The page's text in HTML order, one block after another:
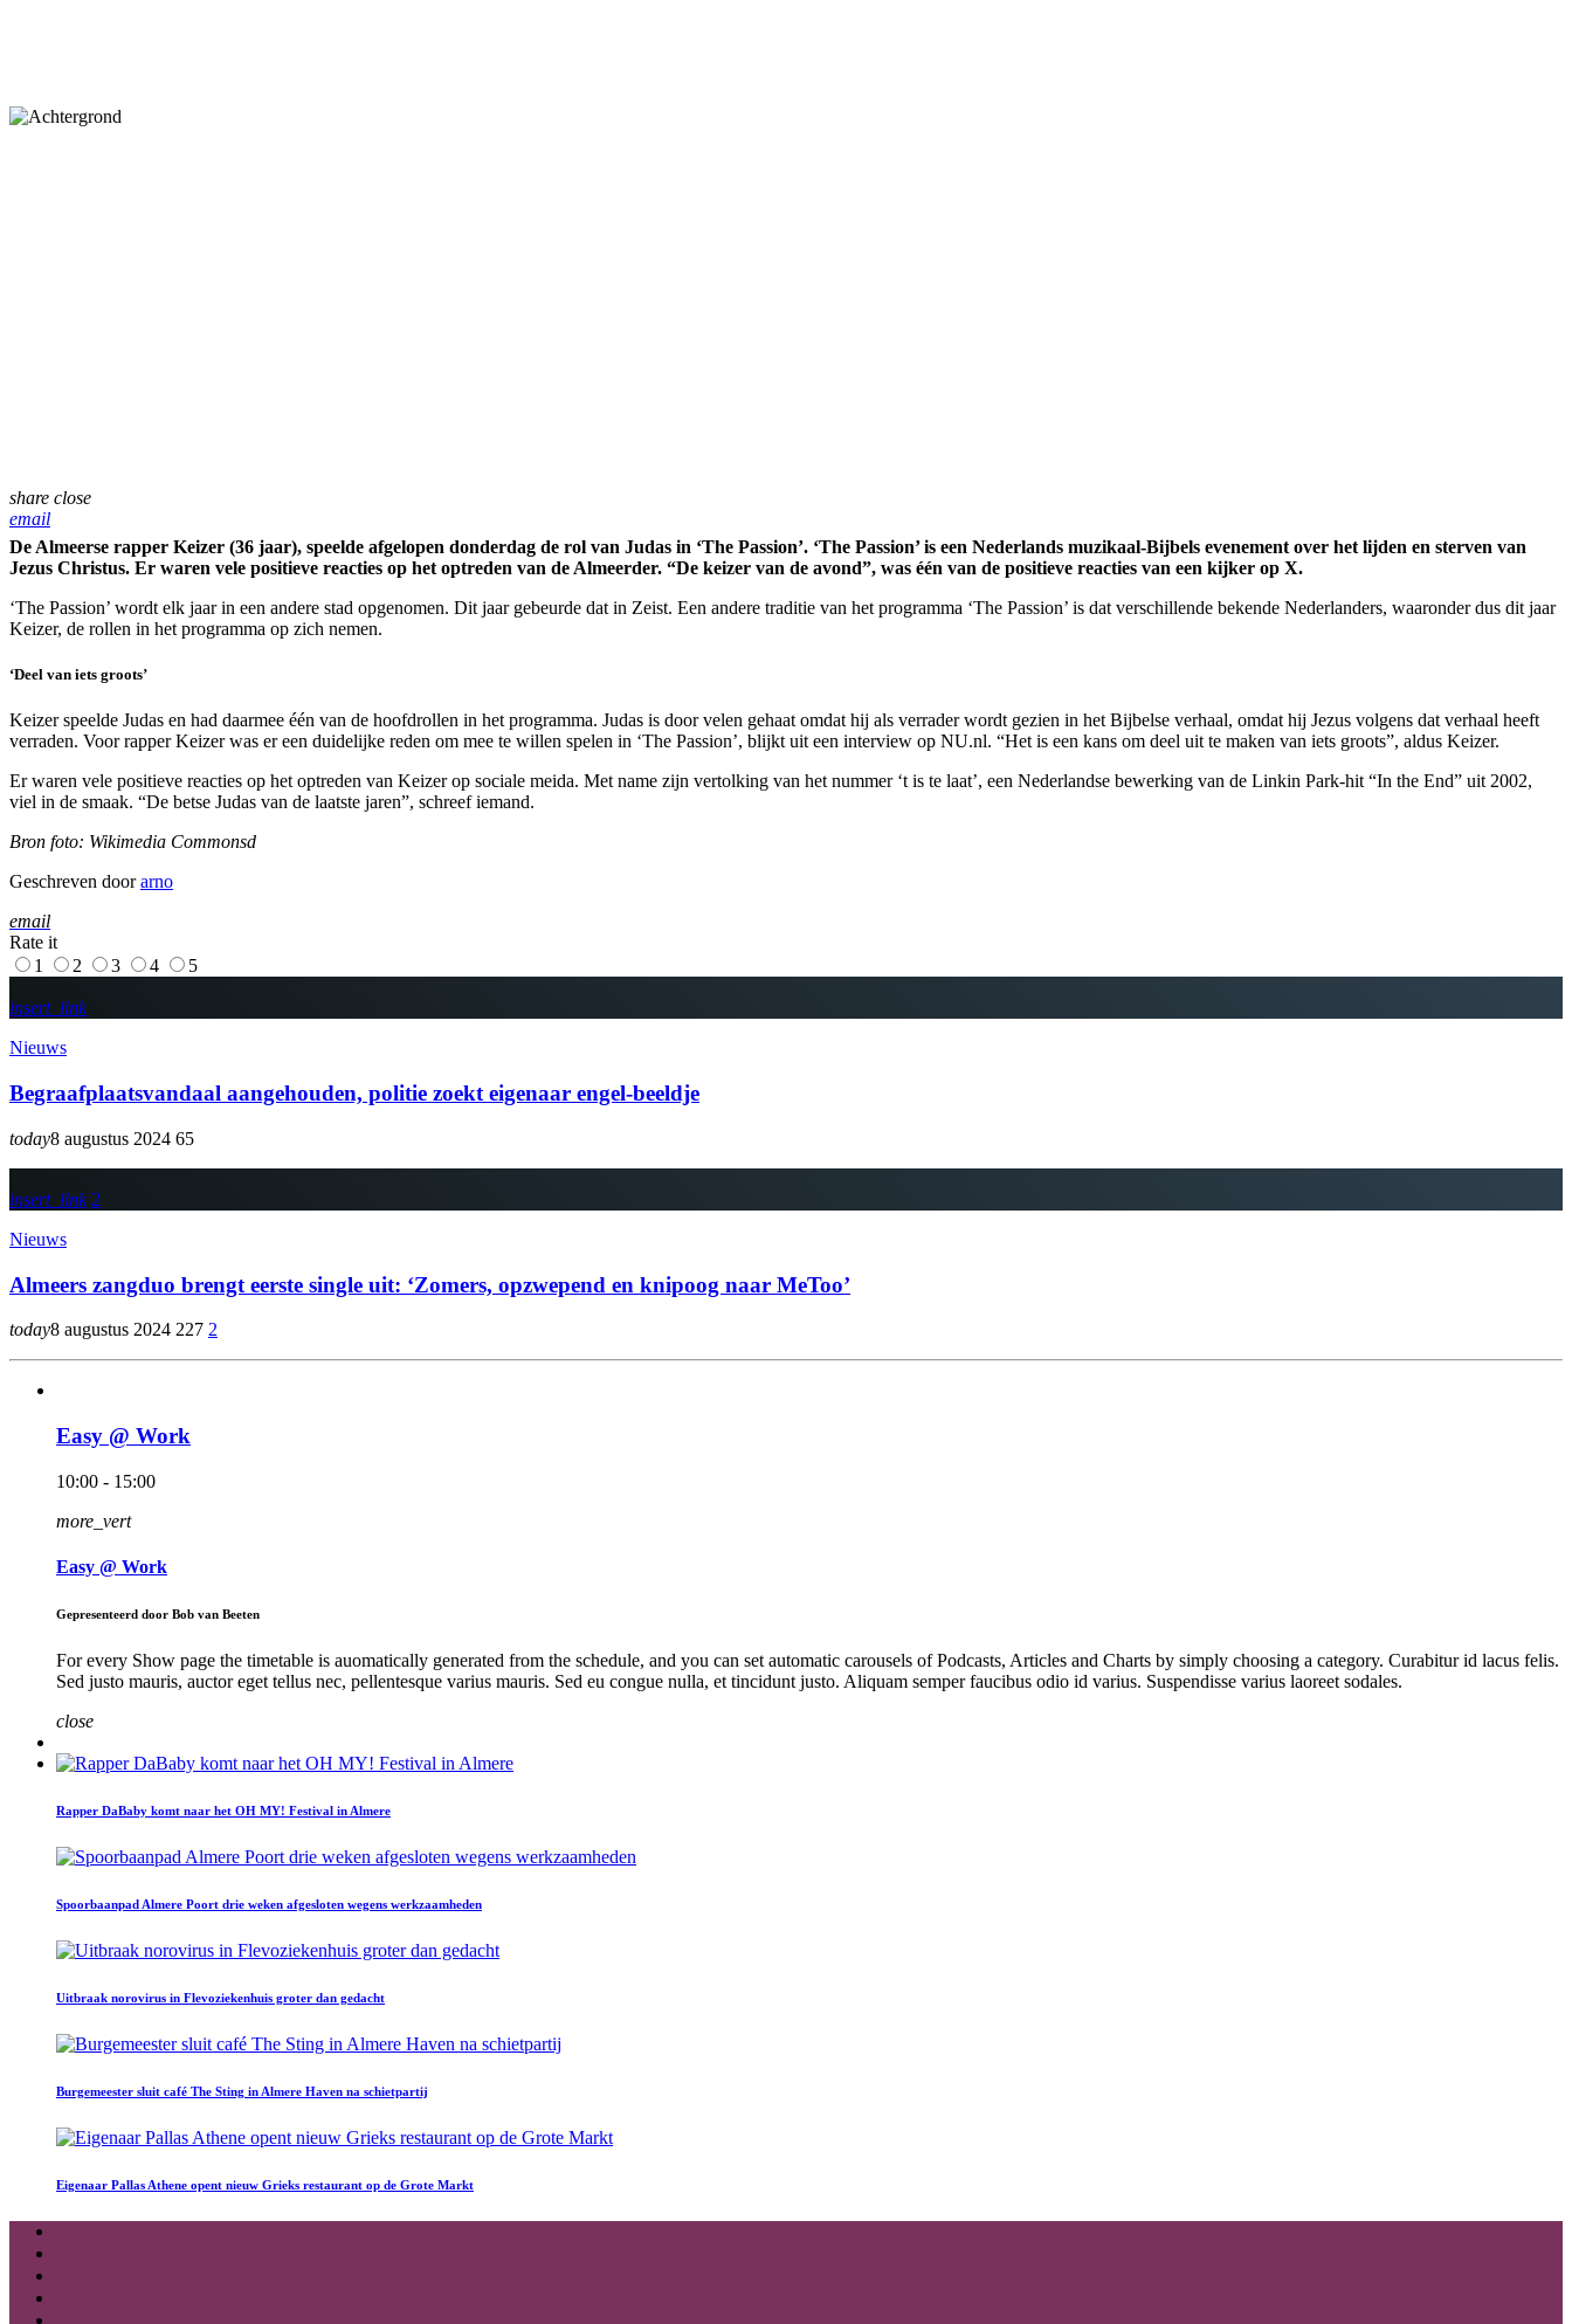
share close
email
De Almeerse rapper Keizer (36 jaar), speelde afgelopen donderdag de rol van Judas in ‘The Passion’. ‘The Passion’ is een Nederlands muzikaal-Bijbels evenement over het lijden en sterven van
Jezus Christus. Er waren vele positieve reacties op het optreden van de Almeerder. “De keizer van de avond”, was één van de positieve reacties van een kijker op X.
‘The Passion’ wordt elk jaar in een andere stad opgenomen. Dit jaar gebeurde dat in Zeist. Een andere traditie van het programma ‘The Passion’ is dat verschillende bekende Nederlanders, waaronder dus dit jaar
Keizer, de rollen in het programma op zich nemen.
‘Deel van iets groots’
Keizer speelde Judas en had daarmee één van de hoofdrollen in het programma. Judas is door velen gehaat omdat hij als verrader wordt gezien in het Bijbelse verhaal, omdat hij Jezus volgens dat verhaal heeft
verraden. Voor rapper Keizer was er een duidelijke reden om mee te willen spelen in ‘The Passion’, blijkt uit een interview op NU.nl. “Het is een kans om deel uit te maken van iets groots”, aldus Keizer.
Er waren vele positieve reacties op het optreden van Keizer op sociale meida. Met name zijn vertolking van het nummer ‘t is te laat’, een Nederlandse bewerking van de Linkin Park-hit “In the End” uit 2002,
viel in de smaak. “De betse Judas van de laatste jaren”, schreef iemand.
Bron foto: Wikimedia Commonsd
Geschreven doorarno
email
Rate it
1
2 3 4 5
insert_link
Nieuws
Begraafplaatsvandaal aangehouden, politie zoekt eigenaar engel-beeldje
today8 augustus 2024 65
insert_link 2
Nieuws
Almeers zangduo brengt eerste single uit: ‘Zomers, opzwepend en knipoog naar MeToo’
today8 augustus 2024 227 2
Easy @ Work
10:00 - 15:00
more_vert
Easy @ Work
Gepresenteerd door Bob van Beeten
For every Show page the timetable is auomatically generated from the schedule, and you can set automatic carousels of Podcasts, Articles and Charts by simply choosing a category. Curabitur id lacus felis.
Sed justo mauris, auctor eget tellus nec, pellentesque varius mauris. Sed eu congue nulla, et tincidunt justo. Aliquam semper faucibus odio id varius. Suspendisse varius laoreet sodales.
close
Rapper DaBaby komt naar het OH MY! Festival in Almere
Spoorbaanpad Almere Poort drie weken afgesloten wegens werkzaamheden
Uitbraak norovirus in Flevoziekenhuis groter dan gedacht
Burgemeester sluit café The Sting in Almere Haven na schietpartij
Eigenaar Pallas Athene opent nieuw Grieks restaurant op de Grote Markt